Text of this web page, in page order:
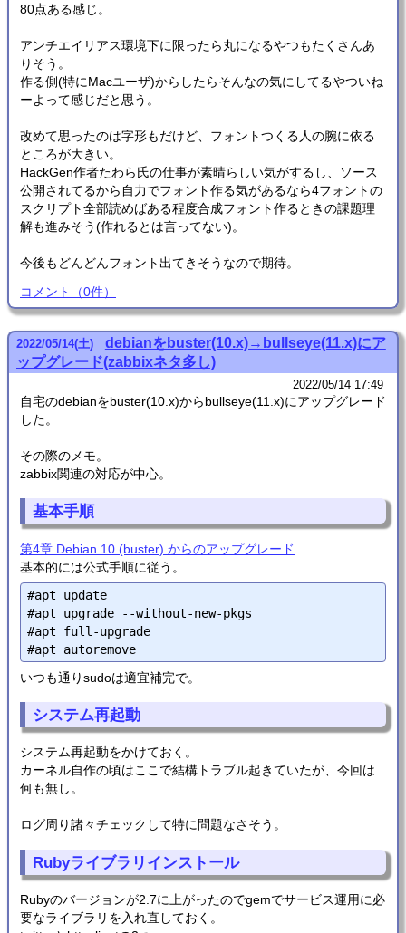
80点ある感じ。
アンチエイリアス環境下に限ったら丸になるやつもたくさんあ
りそう。
作る側(特にMacユーザ)からしたらそんなの気にしてるやついね
ーよって感じだと思う。
改めて思ったのは字形もだけど、フォントつくる人の腕に依る
ところが大きい。
HackGen作者たわら氏の仕事が素晴らしい気がするし、ソース
公開されてるから自力でフォント作る気があるなら4フォントの
スクリプト全部読めばある程度合成フォント作るときの課題理
解も進みそう(作れるとは言ってない)。
今後もどんどんフォント出てきそうなので期待。
コメント （0件）
2022/05/14(土)
debianをbuster(10.x)→bullseye(11.x)にア
ップグレード(zabbixネタ多し)
2022/05/14 17:49
自宅のdebianをbuster(10.x)からbullseye(11.x)にアップグレード
した。
その際のメモ。
zabbix関連の対応が中心。
基本手順
第4章 Debian 10 (buster) からのアップグレード
基本的には公式手順に従う。
#apt update
#apt upgrade --without-new-pkgs
#apt full-upgrade
いつも通りsudoは適宜補完で。
システム再起動
システム再起動をかけておく。
カーネル自作の頃はここで結構トラブル起きていたが、今回は
何も無し。
ログ周り諸々チェックして特に問題なさそう。
Rubyライブラリインストール
Rubyのバージョンが2.7に上がったのでgemでサービス運用に必
要なライブラリを入れ直しておく。